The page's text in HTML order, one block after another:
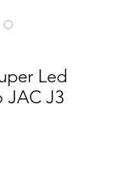
Led
JAC J3